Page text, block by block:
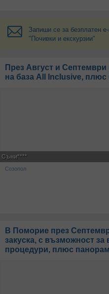
Запиши се за безплатен
"Почивки и екскурзии"
През Август и
на база All Inclusive,
Съни****
Созопол
В Поморие през
закуска, с възможност за
процедури, плюс